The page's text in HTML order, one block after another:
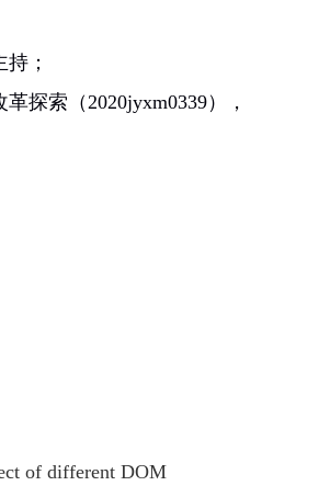
持；
革探索（2020jyxm0339），
of different DOM